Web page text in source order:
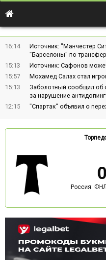
16:14
Источник: "Манчестер
"Барселоны" по
15:13
Источник: Сафонов
15:57
Мохамед Салах стал
15:13
Заболотный сообщил об
за нарушение
12:15
"Спартак" объявил о
0
Россия: